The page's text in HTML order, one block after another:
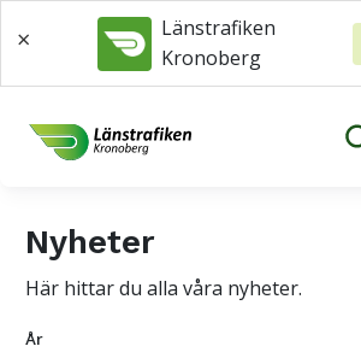
×
Länstrafiken
Kronoberg
Nyheter
Här hittar du alla våra nyheter.
År